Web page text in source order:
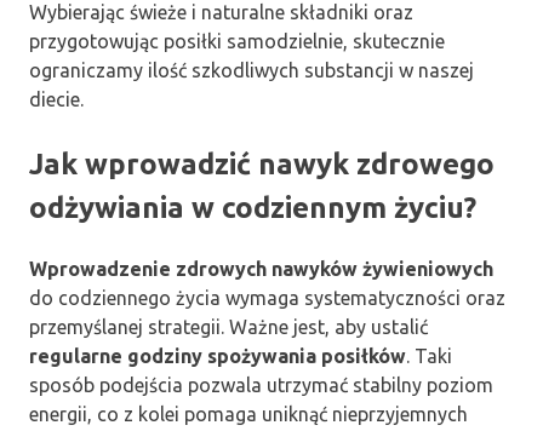
Wybierając świeże i naturalne składniki oraz
przygotowując posiłki samodzielnie, skutecznie
ograniczamy ilość szkodliwych substancji w naszej
diecie.
Jak wprowadzić nawyk zdrowego
odżywiania w codziennym życiu?
Wprowadzenie zdrowych nawyków żywieniowych
do codziennego życia wymaga systematyczności oraz
przemyślanej strategii. Ważne jest, aby ustalić
regularne godziny spożywania posiłków. Taki
sposób podejścia pozwala utrzymać stabilny poziom
energii, co z kolei pomaga uniknąć nieprzyjemnych